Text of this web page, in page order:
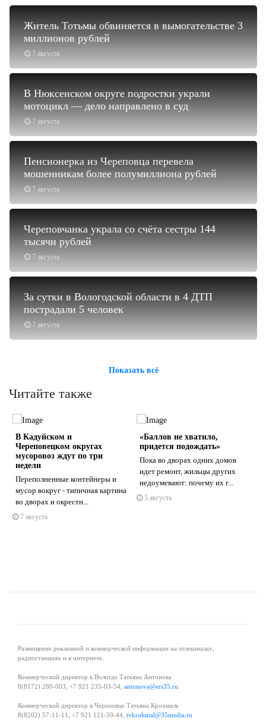
7 августа
Житель Тотьмы обвиняется в вымогательстве 3
миллионов рублей
7 августа
В Нюксенском округе подростки украли
мотоцикл — дело направлено в суд
7 августа
Пенсионерка из Череповца перевела
мошенникам более полумиллиона рублей
7 августа
Череповчанка украла со счёта сестры 144
тысячи рублей
7 августа
За сутки в Вологодской области в 4 ДТП
пострадали 5 человек
Показать всё
Читайте также
В Кадуйском и
Череповецком округах
мусоровоз ждут по три
недели
Переполненные контейнеры и
мусор вокруг - типичная картина
во дворах и окрестн...
7 августа
«Баллов не хватило,
придется подождать»
Пока во дворах одних домов
идет ремонт, жильцы других
недоумевают: почему их г...
5 августа
Размещение рекламной и коммерческой информации на телеканалах,
радиостанциях и в интернете.
Коммерческий директор в Вологде Татьяна Антонова
8(8172) 280-003, +7 921 235-03-54, antonova@ers35.ru
Коммерческий директор в Череповце Татьяна Крохмаль
8(8202) 57-11-11, +7 921 121-59-44, tvkrohmal@35media.ru